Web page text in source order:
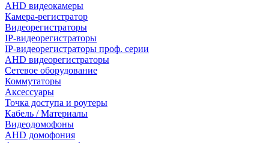
AHD видеокамеры
Камера-регистратор
Видеорегистраторы
IP-видеорегистраторы
IP-видеорегистраторы проф. серии
AHD видеорегистраторы
Сетевое оборудование
Коммутаторы
Аксессуары
Точка доступа и роутеры
Кабель / Материалы
Видеодомофоны
AHD домофония